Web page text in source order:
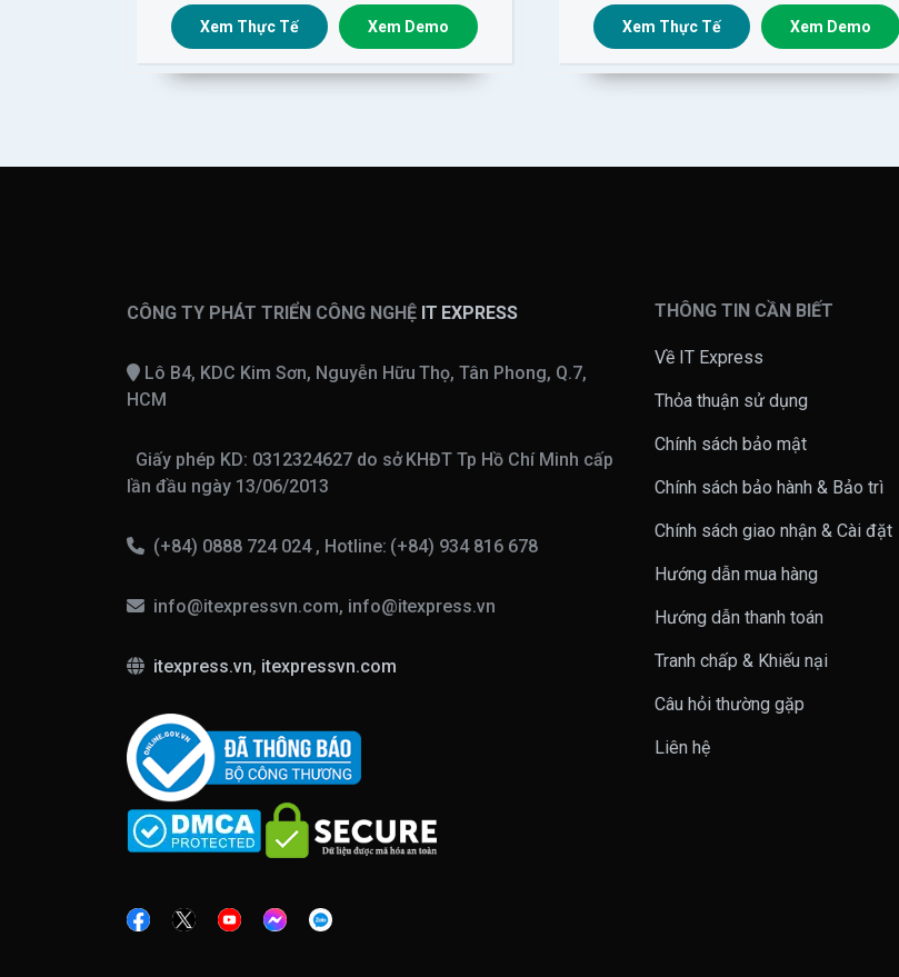
Xem Thực Tế Xem Demo Xem Thực Tế Xem Demo
CÔNG TY PHÁT TRIỂN CÔNG NGHỆ IT EXPRESS
Lô B4, KDC Kim Sơn, Nguyễn Hữu Thọ, Tân Phong, Q.7,
HCM
Giấy phép KD: 0312324627 do sở KHĐT Tp Hồ Chí Minh cấp
lần đầu ngày 13/06/2013
(+84) 0888 724 024 , Hotline: (+84) 934 816 678
info@itexpressvn.com, info@itexpress.vn
itexpress.vn, itexpressvn.com
THÔNG TIN CẦN BIẾT
Về IT Express
Thỏa thuận sử dụng
Chính sách bảo mật
Chính sách bảo hành & Bảo trì
Chính sách giao nhận & Cài đặt
Hướng dẫn mua hàng
Hướng dẫn thanh toán
Tranh chấp & Khiếu nại
Câu hỏi thường gặp
Liên hệ